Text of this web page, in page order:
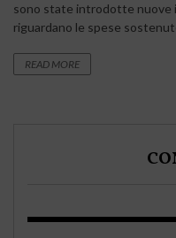
sono state introdotte nuove
riguardano le spese
READ MORE